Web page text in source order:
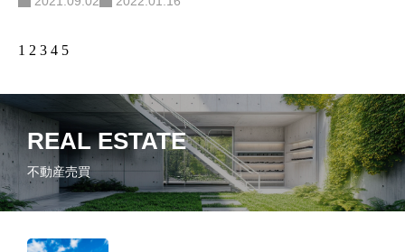
1 2 3 4 5
REAL ESTATE
不動産売買